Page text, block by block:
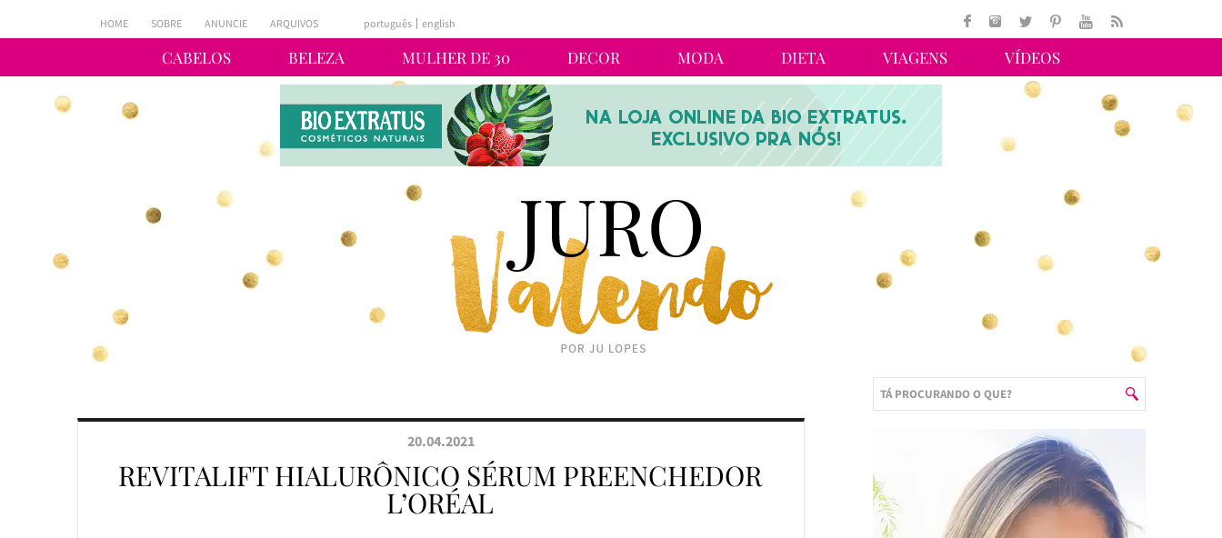
CABELOS BELEZA MULHER DE 30 DECOR MODA DIETA VIAGENS VÍDEOS
HOME SOBRE ANUNCIE ARQUIVOS português english
20.04.2021
REVITALIFT HIALURÔNICO SÉRUM PREENCHEDOR
L’ORÉAL